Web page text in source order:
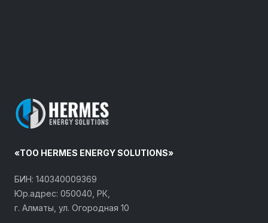
«ТОО HERMES ENERGY SOLUTIONS»
БИН: 140340009369
Юр.адрес: 050040, РК,
г. Алматы, ул. Огородная 10